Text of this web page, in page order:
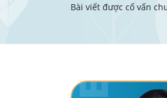
Bài viết được cố vấn